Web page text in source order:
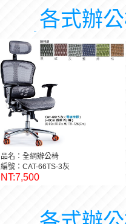
各式辦
品名：全網辦公椅
編號：CAT-66TS-3灰
NT:7,500